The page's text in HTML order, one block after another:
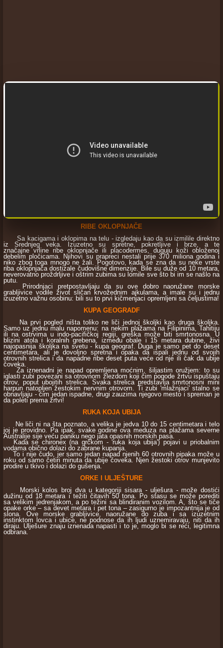
RIBE OKLOPNJAČE
Sa kacigama i oklopima na telu - izgledaju kao da su izmilile direktno
iz Srednjeg veka. Izuzetno su spretne, pokretljive i brze, a te
značajne vrline ribe oklopnjače ili placodermes, duguju koži obloženoj
debelim pločicama. Njihovi su prapreci nestali prije 370 miliona godina i
niko zbog toga mnogo ne žali. Pogotovo, kada se zna da su neke vrste
riba oklopnjača dostizale čudovišne dimenzije. Bile su duže od 10 metara,
neverovatno proždrljive i oštrim zubima su lomile sve što bi im se našlo na
putu.
Prirodnjaci pretpostavljaju da su ove dobro naoružane morske
grabljivice vodile život sličan krvožednim ajkulama, a imale su i jednu
izuzetno važnu osobinu: bili su to prvi kičmenjaci opremljeni sa čeljustima!
KUPA GEOGRADF
Na prvi pogled ništa toliko ne liči jednoj školjki kao druga školjka.
Samo uz jednu malu napomenu: na nekim plažama na Filipinima, Tahitiju
ili na ostrvima u indo-pacifičkoj regiji, greška može biti smrtonosna. U
blizini atola i koralnih grebena, između obale i 15 metara dubine, živi
najopasnija školjka na svetu - kupa geograf. Duga je samo pet do deset
centimetara, ali je dovoljno spretna i opaka da ispali jednu od svojih
otrovnih strelica i da napadne ribe deset puta veće od nje ili čak da ubije
čoveka.
Za iznenadni je napad opremljena moćnim, šiljastim oružjem: to su
iglasti zubi povezani sa otrovnom žlezdom koji čim pogode žrtvu ispuštaju
otrov, poput ubojitih strelica. Svaka strelica predstavlja smrtonosni mini
harpun natopljen žestokim nervnim otrovom. Ti zubi 'mlažnjaci' stalno se
obnavljaju - čim jedan ispadne, drugi zauzima njegovo mesto i spreman je
da poleti prema žrtvi!
RUKA KOJA UBIJA
Ne liči ni na šta poznato, a velika je jedva 10 do 15 centimetara i telo
joj je providno. Pa ipak, svake godine ova meduza na plažama severne
Australije sije veću paniku nego jata opasnih morskih pasa.
Kada se chironex (na grčkom - 'ruka koja ubija') pojavi u priobalnim
vodama obično dolazi do zabrane kupanja.
To i nije čudo, jer samo jedan napad njenih 60 otrovnih pipaka može u
roku od samo četiri minuta da ubije čoveka. Njen žestoki otrov munjevito
prodire u tkivo i dolazi do gušenja.
ORKE I ULJEŠTURE
Morski kolos broj dva u kategoriji sisara - ulješura - može dostići
dužinu od 18 metara i težiti čitavih 50 tona. Po stasu se može porediti
sa velikim jedrenjakom, a po težini sa blindiranim vozilom. A, što se tiče
opake orke – sa devet metara i pet tona – zasigurno je impozantnija je od
slona. Ove morske grabljivice, naoružane do zuba i sa izuzetnim
instinktom lovca i ubice, ne podnose da ih ljudi uznemiravaju, niti da ih
diraju. Ulješure znaju iznenada napasti i to je, moglo bi se reći, legitimna
odbrana.